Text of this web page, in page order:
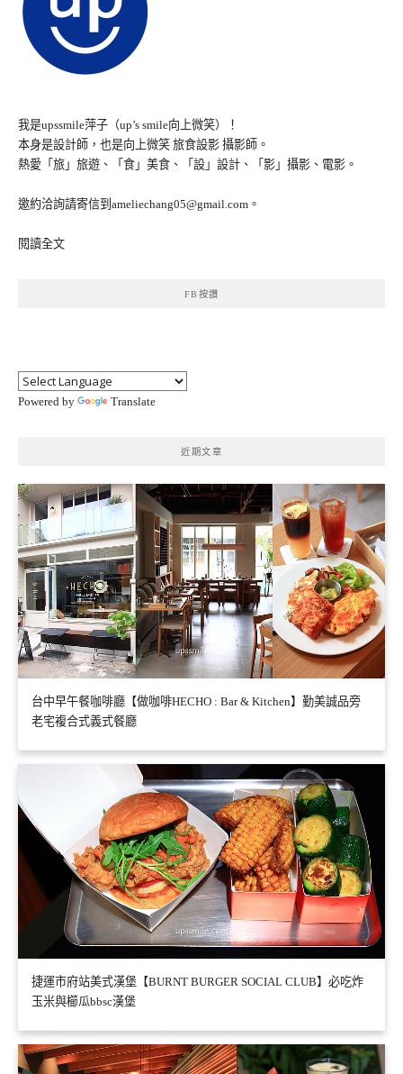
我是upssmile萍子（up’s smile向上微笑）！
本身是設計師，也是向上微笑 旅食設影 攝影師。
熱愛「旅」旅遊、「食」美食、「設」設計、「影」攝影、電影。
邀約洽詢請寄信到ameliechang05@gmail.com。
閱讀全文
FB按讚
Powered by Translate
近期文章
台中早午餐咖啡廳【做咖啡HECHO : Bar & Kitchen】勤美誠品旁
老宅複合式義式餐廳
捷運市府站美式漢堡【BURNT BURGER SOCIAL CLUB】必吃炸
玉米與櫛瓜bbsc漢堡